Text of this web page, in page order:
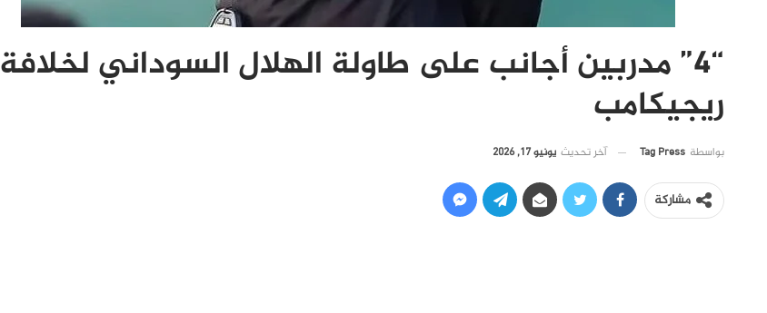
“4” مدربين أجانب على طاولة الهلال السوداني لخلافة
ريجيكامب
بواسطة Tag Press آخر تحديث يونيو 17, 2026
مشاركة